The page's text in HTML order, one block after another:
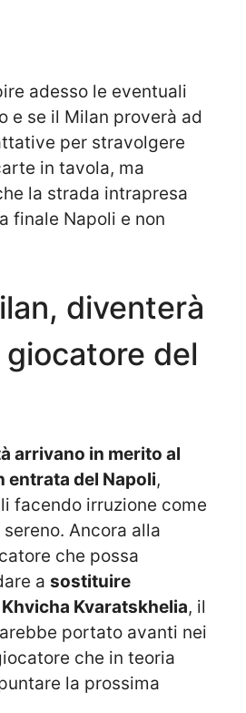
adesso le eventuali
e se il Milan proverà ad
per stravolgere
in tavola, ma
la strada intrapresa
finale Napoli e non
diventerà
giocatore del
arrivano in merito al
entrata del Napoli,
facendo irruzione come
Ancora alla
che possa
a sostituire
Kvaratskhelia, il
portato avanti nei
che in teoria
la prossima